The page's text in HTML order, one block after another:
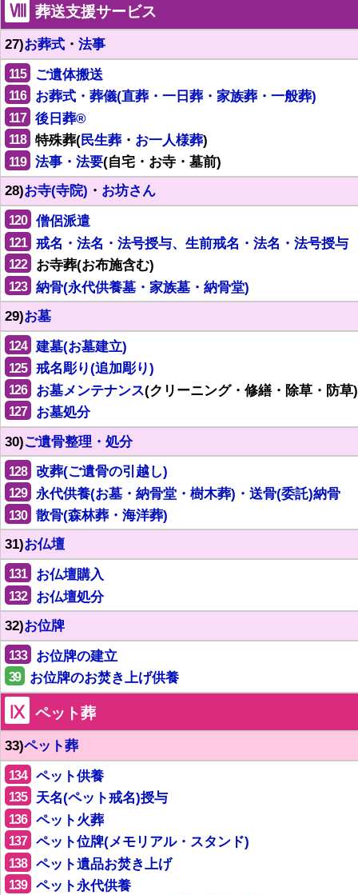
Ⅷ 葬送支援サービス
27)お葬式・ 法事
115 ご遺体搬送
116 お葬式・葬儀(直葬・一日葬・家族葬・一般葬)
117 後日葬®
118 特殊葬(民生葬・ お一人様葬)
119 法事・法要(自宅・お寺・墓前)
28)お寺(寺院) ・ お坊さん
120 僧侶派遣
121 戒名・法名・法号授与、生前戒名・法名・法号授与
122 お寺葬(お布施含む)
123
納骨(永代供養墓・家族墓・納骨堂)
29)お墓
124 建墓(お墓建立)
125 戒名彫り(追加彫り)
126 お墓メンテナンス(クリーニング・修繕・除草・防草)
127
お墓処分
30)ご遺骨整理・処分
128 改葬(ご遺骨の引越し)
129 永代供養(お墓・納骨堂・樹木葬)・送骨(委託)納骨
130
散骨(森林葬・海洋葬)
31)お仏壇
131 お仏壇購入
132
お仏壇処分
32)お位牌
133 お位牌の建立
39 お位牌のお焚き上げ供養
Ⅸ ペット葬
33)ペット葬
134 ペット供養
135 天名(ペット戒名)授与
136 ペット火葬
137 ペット位牌(メモリアル・スタンド)
138 ペット遺品お焚き上げ
139 ペット永代供養